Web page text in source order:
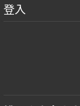
登入